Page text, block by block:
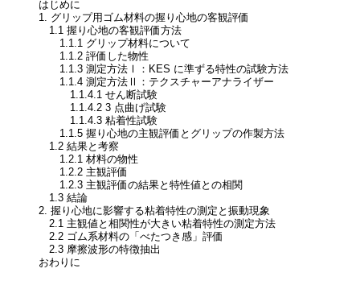
はじめに
1. グリップ用ゴム材料の握り心地の客観評価
1.1 握り心地の客観評価方法
1.1.1 グリップ材料について
1.1.2 評価した物性
1.1.3 測定方法Ⅰ：KES に準ずる特性の試験方法
1.1.4 測定方法Ⅱ：テクスチャーアナライザー
1.1.4.1 せん断試験
1.1.4.2 3 点曲げ試験
1.1.4.3 粘着性試験
1.1.5 握り心地の主観評価とグリップの作製方法
1.2 結果と考察
1.2.1 材料の物性
1.2.2 主観評価
1.2.3 主観評価の結果と特性値との相関
1.3 結論
2. 握り心地に影響する粘着特性の測定と振動現象
2.1 主観値と相関性が大きい粘着特性の測定方法
2.2 ゴム系材料の「べたつき感」評価
2.3 摩擦波形の特徴抽出
おわりに